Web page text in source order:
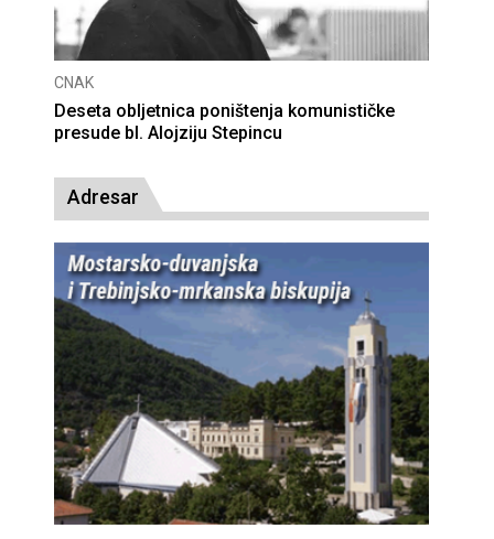
CNAK
Deseta obljetnica poništenja komunističke
presude bl. Alojziju Stepincu
Adresar